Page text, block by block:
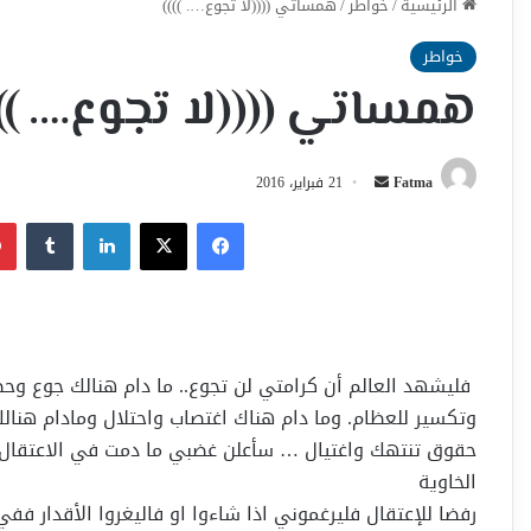
خواطر
همساتي ((((لا تجوع….
Fatma
أرسل 21 فبراير، 2016
فيسبوك‫X لينكدإن
فليشهد العالم أن كرامتي لن تجوع..ما دام هنالك جوع
وتكسير للعظام. وما دام هناك اغتصاب واحتلال ومادام
حقوق تنتهك واغتيال … سأعلن غضبي ما دمت في
الخاوية
رفضا للإعتقال فليرغموني اذا شاءوا او فاليغروا الأقدار